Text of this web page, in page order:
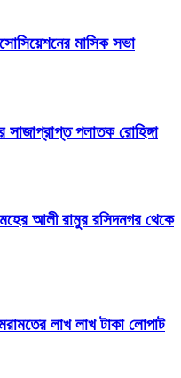
মাসিক সভা
পলাতক রোহিঙ্গা
আলী রামুর রসিদনগর থেকে
লাখ লাখ টাকা লোপাট